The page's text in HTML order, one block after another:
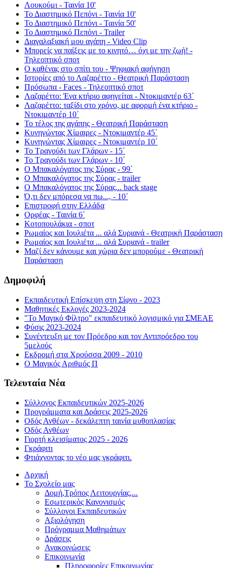
Λουκούμι - Ταινία 10'
Το Διαστημικό Πεπόνι - Ταινία 10'
Το Διαστημικό Πεπόνι - Ταινία 50'
Το Διαστημικό Πεπόνι - Trailer
Διαγαλαξιακή μου αγάπη - Video Clip
Μπορείς να παίξεις με το κινητό… όχι με την ζωή! -
Τηλεοπτικό σποτ
Ο καθένας στο σπίτι του - Ψηφιακή αφήγηση
Ιστορίες από το Λαζαρέττο - Θεατρική Παράσταση
Πρόσωπα - Faces - Τηλεοπτικό σποτ
Λαζαρέττο: Ένα κτήριο αφηγείται - Ντοκιμαντέρ 63΄
Λαζαρέττο: ταξίδι στο χρόνο, με αφορμή ένα κτήριο -
Ντοκιμαντέρ 10΄
Το τέλος της αγάπης - Θεατρική Παράσταση
Κυνηγώντας Χίμαιρες - Ντοκιμαντέρ 45΄
Κυνηγώντας Χίμαιρες - Ντοκιμαντέρ 10΄
Το Τραγούδι των Γλάρων - 15΄
Το Τραγούδι των Γλάρων - 10΄
Ο Μπακαλόγατος της Σύρας - 99΄
Ο Μπακαλόγατος της Σύρας - trailer
Ο Μπακαλόγατος της Σύρας... back stage
Ό,τι δεν μπόρεσα να πω..., - 10΄
Επιστροφή στην Ελλάδα
Ορφέας - Ταινία 6΄
Κοτοπουλάκια - σποτ
Ρωμαίος και Ιουλιέτα ... αλά Συριανά - Θεατρική Παράσταση
Ρωμαίος και Ιουλιέτα ... αλά Συριανά - trailer
Μαζί δεν κάνουμε και χώρια δεν μπορούμε - Θεατρική
Παράσταση
Δημοφιλή
Εκπαιδευτική Επίσκεψη στη Σίφνο - 2023
Μαθητικές Εκλογές 2023-2024
"Το Μαγικό Φίλτρο" εκπαιδευτικό λογισμικό για ΣΜΕΑΕ
Φύσις 2023-2024
Συνέντευξη με τον Πρόεδρο και τον Αντιπρόεδρο του
5μελούς
Εκδρομή στα Χρούσσα 2009 - 2010
Ο Μαγικός Αριθμός Π
Τελευταία Νέα
Σύλλογος Εκπαιδευτικών 2025-2026
Προγράμματα και Δράσεις 2025-2026
Οδός Ανθέων - δεκάλεπτη ταινία μυθοπλασίας
Οδός Ανθέων
Γιορτή κλεισίματος 2025 - 2026
Γκράφιτι
Φτιάχνοντας το νέο μας γκράφιτι.
Αρχική
Το Σχολείο μας
Δομή,Τρόπος Λειτουργίας,...
Εσωτερικός Κανονισμός
Σύλλογοι Εκπαιδευτικών
Αξιολόγηση
Πρόγραμμα Μαθημάτων
Δράσεις
Ανακοινώσεις
Επικοινωνία
Πληροφορίες Επικοινωνίας